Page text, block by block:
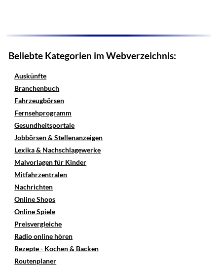
Beliebte Kategorien im Webverzeichnis:
Auskünfte
Branchenbuch
Fahrzeugbörsen
Fernsehprogramm
Gesundheitsportale
Jobbörsen & Stellenanzeigen
Lexika & Nachschlagewerke
Malvorlagen für Kinder
Mitfahrzentralen
Nachrichten
Online Shops
Online Spiele
Preisvergleiche
Radio online hören
Rezepte - Kochen & Backen
Routenplaner